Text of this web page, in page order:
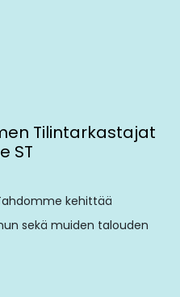
Tilintarkastajat
ST
kehittää
sekä muiden talouden